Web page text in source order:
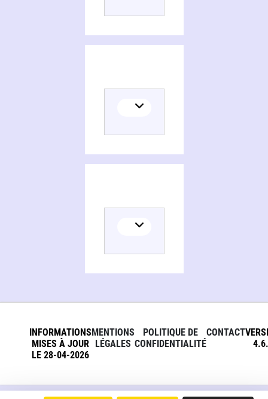
INFORMATIONS
MISES À JOUR
LE 28-04-2026
MENTIONS
LÉGALES
POLITIQUE DE
CONFIDENTIALITÉ
CONTACT